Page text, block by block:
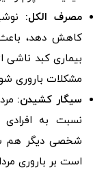
مصرف الکل:
کاهش دهد،
بیماری کبد ناشی
مشکلات باروری
سیگار کشیدن:
نسبت به
شخصی دیگر هم
است بر باروری